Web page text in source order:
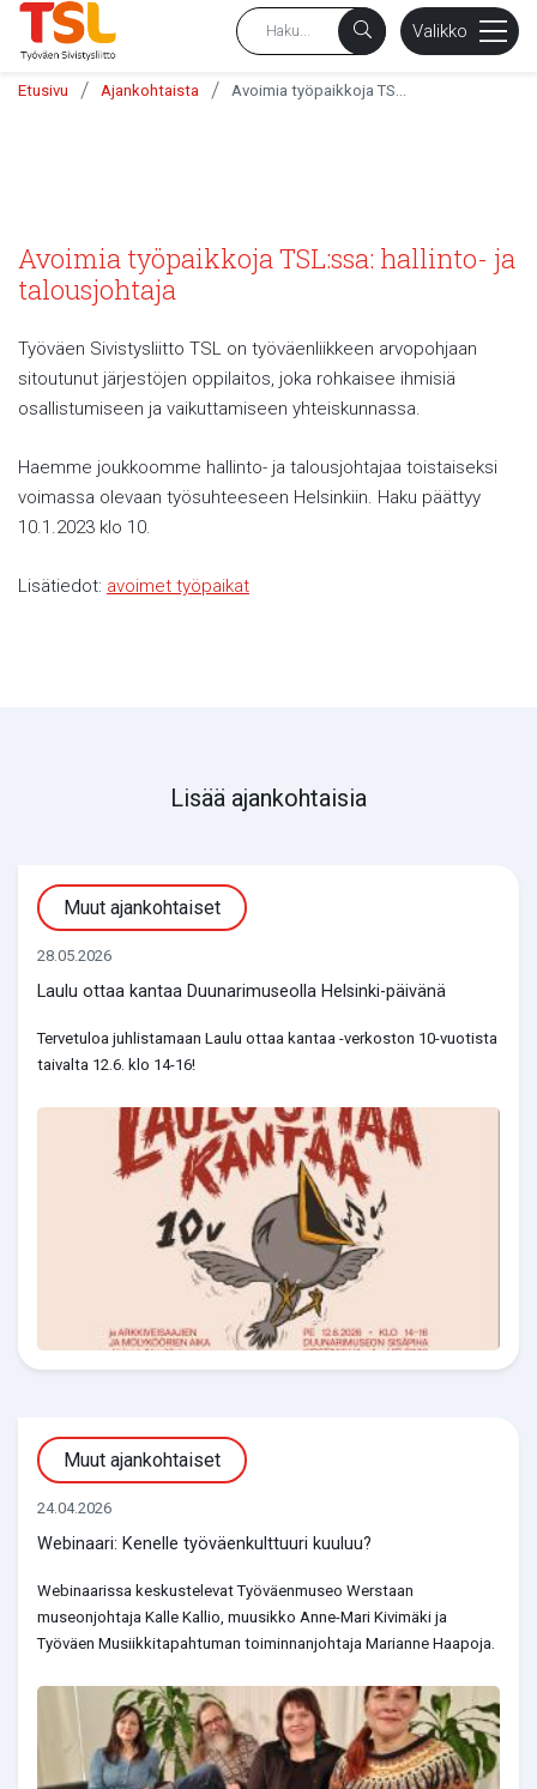
Valikko
Etusivu / Ajankohtaista /
Avoimia työpaikkoja TSL:ssa: hallinto- ja
talousjohtaja
Työväen Sivistysliitto TSL on työväenliikkeen arvopohjaan
sitoutunut järjestöjen oppilaitos, joka rohkaisee ihmisiä
osallistumiseen ja vaikuttamiseen yhteiskunnassa.
Haemme joukkoomme hallinto- ja talousjohtajaa toistaiseksi
voimassa olevaan työsuhteeseen Helsinkiin. Haku päättyy
10.1.2023 klo 10.
Lisätiedot: avoimet työpaikat
Lisää ajankohtaisia
Muut ajankohtaiset
28.05.2026
Laulu ottaa kantaa Duunarimuseolla Helsinki-päivänä
Tervetuloa juhlistamaan Laulu ottaa kantaa -verkoston 10-vuotista
taivalta 12.6. klo 14-16!
Muut ajankohtaiset
24.04.2026
Webinaari: Kenelle työväenkulttuuri kuuluu?
Webinaarissa keskustelevat Työväenmuseo Werstaan
museonjohtaja Kalle Kallio, muusikko Anne-Mari Kivimäki ja
Työväen Musiikkitapahtuman toiminnanjohtaja Marianne Haapoja.